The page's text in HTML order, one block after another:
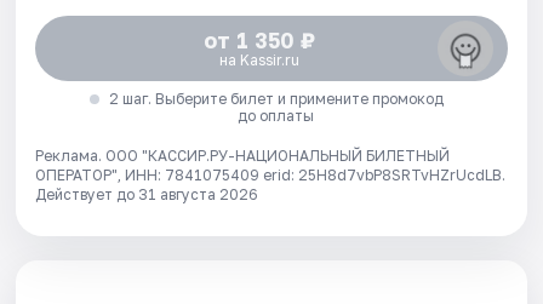
от 1 350 ₽
на Kassir.ru
2 шаг. Выберите билет и примените промокод
до оплаты
Реклама. ООО "КАССИР.РУ-НАЦИОНАЛЬНЫЙ БИЛЕТНЫЙ
ОПЕРАТОР", ИНН: 7841075409 erid: 25H8d7vbP8SRTvHZrUcdLB.
Действует до 31 августа 2026